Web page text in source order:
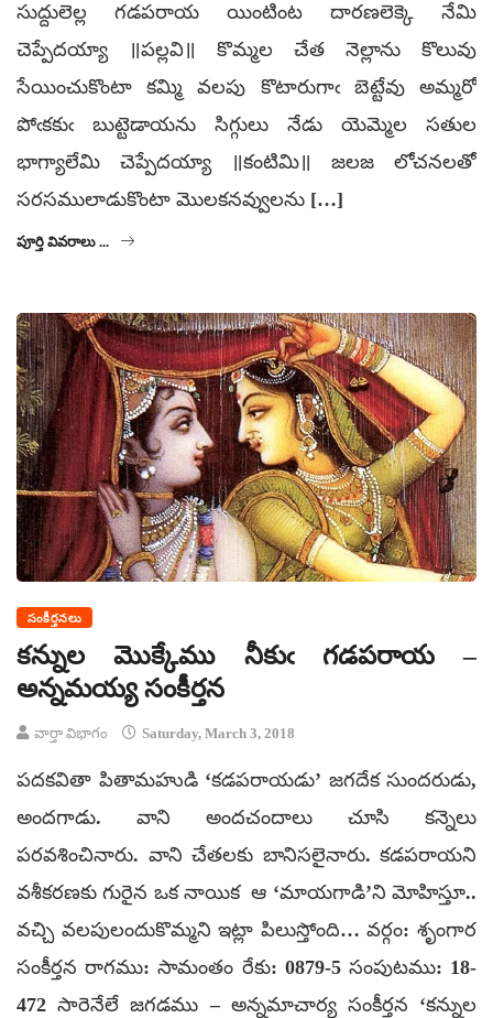
సుద్దులెల్ల గడపరాయ యింటింట దారణలెక్కె నేమి
చెప్పేదయ్యా ॥పల్లవి॥ కొమ్మల చేత నెల్లాను కొలువు
సేయించుకొంటా కమ్మి వలపు కొటారుగాఁ బెట్టేవు అమ్మరో
పోఁకకుఁ బుట్టెడాయను సిగ్గులు నేడు యెమ్మెల సతుల
భాగ్యాలేమి చెప్పేదయ్యా ॥కంటిమి॥ జలజ లోచనలతో
సరసములాడుకొంటా మొలకనవ్వులను […]
పూర్తి వివరాలు ...
సంకీర్తనలు
కన్నుల మొక్కేము నీకుఁ గడపరాయ –
అన్నమయ్య సంకీర్తన
వార్తా విభాగం Saturday, March 3, 2018
పదకవితా పితామహుడి ‘కడపరాయడు’ జగదేక సుందరుడు,
అందగాడు. వాని అందచందాలు చూసి కన్నెలు
పరవశించినారు. వాని చేతలకు బానిసలైనారు. కడపరాయని
వశీకరణకు గురైన ఒక నాయిక ఆ ‘మాయగాడి’ని మోహిస్తూ..
వచ్చి వలపులందుకొమ్మని ఇట్లా పిలుస్తోంది… వర్గం: శృంగార
సంకీర్తన రాగము: సామంతం రేకు: 0879-5 సంపుటము: 18-
472 సారెనేలే జగడము – అన్నమాచార్య సంకీర్తన ‘కన్నుల